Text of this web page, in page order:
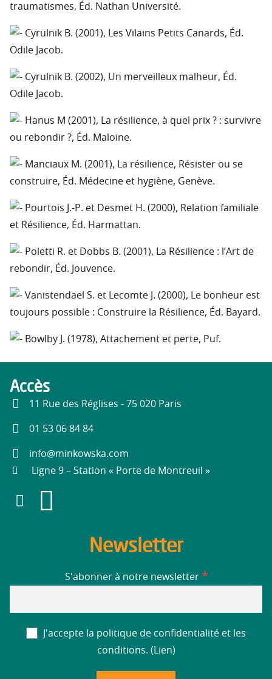
traumatismes, Éd. Nathan Université.
Cyrulnik B. (2001), Les Vilains Petits Canards, Éd.
Odile Jacob.
Cyrulnik B. (2002), Un merveilleux malheur, Éd.
Odile Jacob.
Hanus M (2001), La résilience, à quel prix ? : survivre
ou rebondir ?, Éd. Maloine.
Manciaux M. (2001), La résilience, Résister ou se
construire, Éd. Médecine et hygiène, Genève.
Pourtois J.-P. et Desmet H. (2000), Relation familiale
et Résilience, Éd. Harmattan.
Poletti R. et Dobbs B. (2001), La Résilience : l’Art de
rebondir, Éd. Jouvence.
Vanistendael S. et Lecomte J. (2000), Le bonheur est
toujours possible : Construire la Résilience, Éd. Bayard.
Bowlby J. (1978), Attachement et perte, Puf.
Accès
11 Rue des Réglises - 75 020 Paris
01 53 06 84 84
info@minkowska.com
Ligne 9 – Station « Porte de Montreuil »
Newsletter
S'abonner à notre newsletter *
J'accepte la politique de confidentialité et les
conditions. ( Lien)